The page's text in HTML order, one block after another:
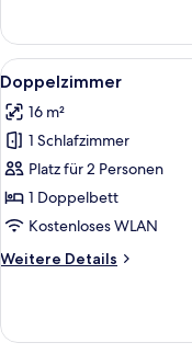
Alle
Fotos
für
Doppelzimmer
anzeigen
2
Doppelzimmer
16 m²
1 Schlafzimmer
Platz für 2 Personen
1 Doppelbett
Kostenloses WLAN
Weitere Details
Weitere